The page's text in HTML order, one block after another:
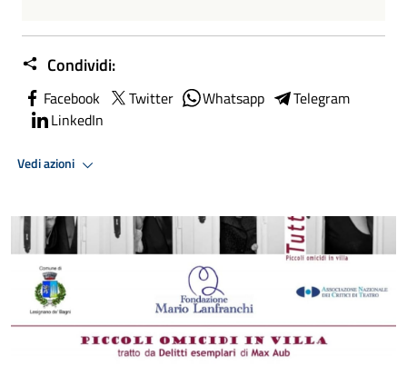
Condividi:
Facebook Twitter Whatsapp
Telegram
LinkedIn
Vedi azioni